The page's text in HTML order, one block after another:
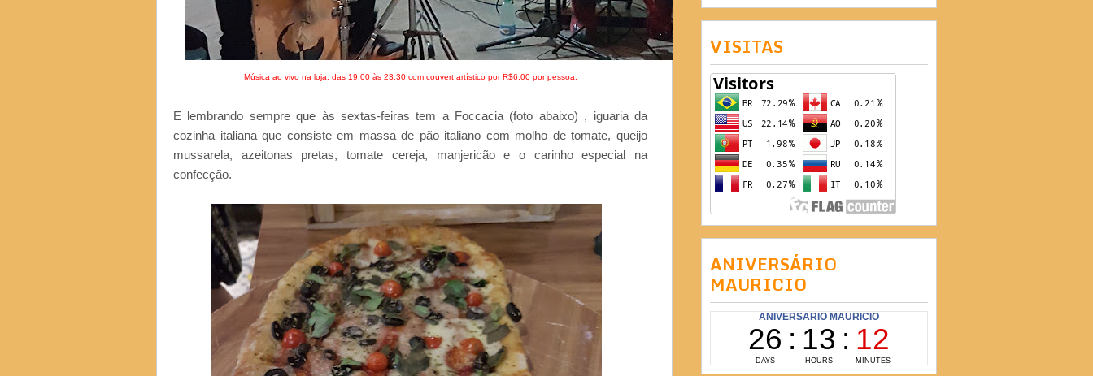
Música ao vivo na loja, das 19:00 às 23:30 com couvert artístico por R$6,00 por pessoa.
E lembrando sempre que às sextas-feiras tem a Foccacia (foto abaixo) , iguaria da
cozinha italiana que consiste em massa de pão italiano com molho de tomate, queijo
mussarela, azeitonas pretas, tomate cereja, manjericão e o carinho especial na
confecção.
VISITAS
ANIVERSÁRIO
MAURICIO